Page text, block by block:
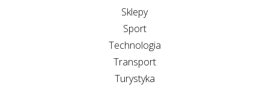
Sklepy
Sport
Technologia
Transport
Turystyka